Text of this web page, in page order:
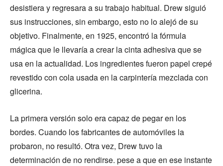
desistiera y regresara a su trabajo habitual. Drew siguió
sus instrucciones, sin embargo, esto no lo alejó de su
objetivo. Finalmente, en 1925, encontró la fórmula
mágica que le llevaría a crear la cinta adhesiva que se
usa en la actualidad. Los ingredientes fueron papel crepé
revestido con cola usada en la carpintería mezclada con
glicerina.
La primera versión solo era capaz de pegar en los
bordes. Cuando los fabricantes de automóviles la
probaron, no resultó. Otra vez, Drew tuvo la
determinación de no rendirse. pese a que en ese instante